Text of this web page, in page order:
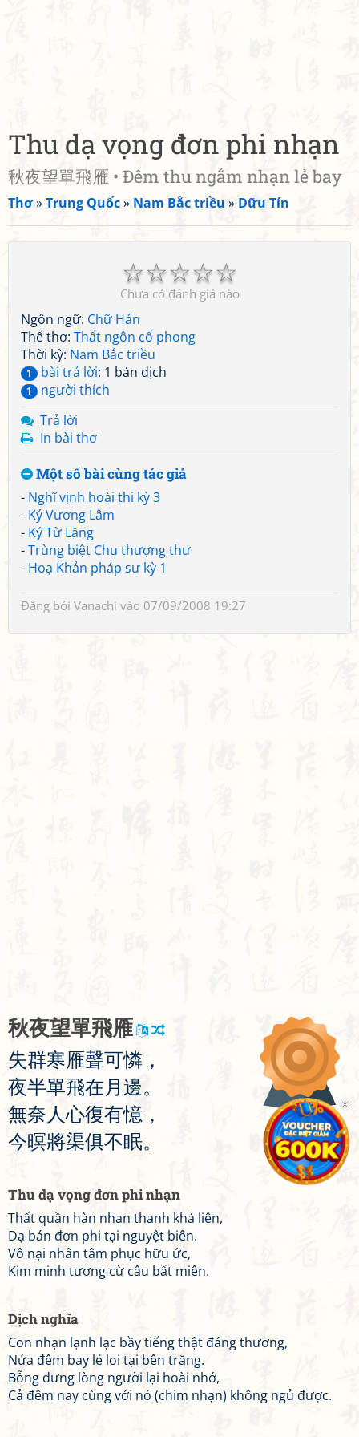
Thu dạ vọng đơn phi nhạn
秋夜望單飛雁 • Đêm thu ngắm nhạn lẻ bay
Thơ»Trung Quốc» Nam Bắc triều » Dữu Tín
☆
☆
☆
☆
☆
Chưa có đánh giá nào
Ngôn ngữ: Chữ Hán
Thể thơ: Thất ngôn cổ phong
Thời kỳ: Nam Bắc triều
1 bài trả lời: 1 bản dịch
1
người thích
Trả lời
In bài thơ
Một số bài cùng tác giả
- Nghĩ vịnh hoài thi kỳ 3
- Ký Vương Lâm
- Ký Từ Lăng
-Trùng biệt Chu thượng thư
- Hoạ Khản pháp sư kỳ 1
Đăng bởi Vanachi vào 07/09/2008 19:27
秋夜望單飛雁
失群寒雁聲可憐 ，
夜半單飛在 月 邊。
無奈 人心復有憶 ，
今暝將渠俱不眠。
Thu dạ vọng đơn phi nhạn
Thất quần hàn nhạn thanh khả liên,
Dạ bán đơn phi tại nguyệt biên.
Vô nại nhân tâm phục hữu ức,
Kim minh tương cừ câu bất miên.
Dịch nghĩa
Con nhạn lạnh lạc bầy tiếng thật đáng thương,
Nửa đêm bay lẻ loi tại bên trăng.
Bỗng dưng lòng người lại hoài nhớ,
Cả đêm nay cùng với nó (chim nhạn) không ngủ được.